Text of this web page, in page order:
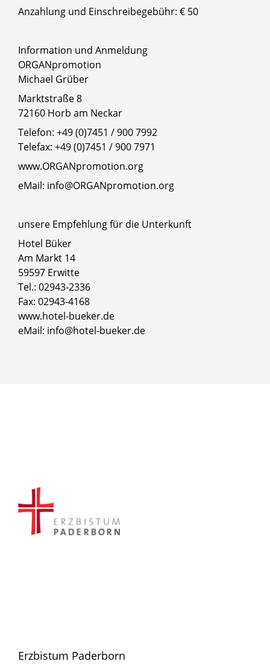
Anzahlung und Einschreibegebühr: € 50
Information und Anmeldung
ORGANpromotion
Michael Grüber
Marktstraße 8
72160 Horb am Neckar
Telefon: +49 (0)7451 / 900 7992
Telefax: +49 (0)7451 / 900 7971
www.ORGANpromotion.org
eMail: info@ORGANpromotion.org
unsere Empfehlung für die Unterkunft
Hotel Büker
Am Markt 14
59597 Erwitte
Tel.: 02943-2336
Fax: 02943-4168
www.hotel-bueker.de
eMail: info@hotel-bueker.de
Erzbistum Paderborn